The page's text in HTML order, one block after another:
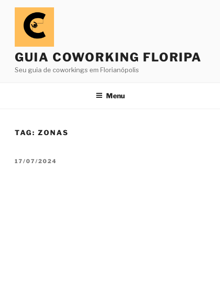
Pular
conteúdo
GUIA COWORKING FLORIPA
Seu guia de coworkings em Florianópolis
Menu
TAG: ZONAS
PUBLICADO
17/07/2024